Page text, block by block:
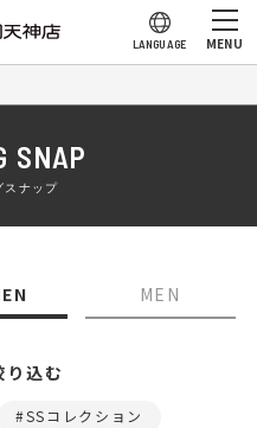
LANGUAGE MENU
SNAP
スナップ
MEN
り込む
SSコレクション